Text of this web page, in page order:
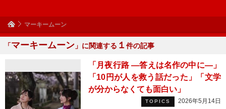
マーキームーン
「マーキームーン 」に関連する １ 件の記事
「月夜行路 ―答えは名作の中に―」
「10円が人を救う話だった」「文学
が分からなくても面白い」
TOPICS 2026年5月14日